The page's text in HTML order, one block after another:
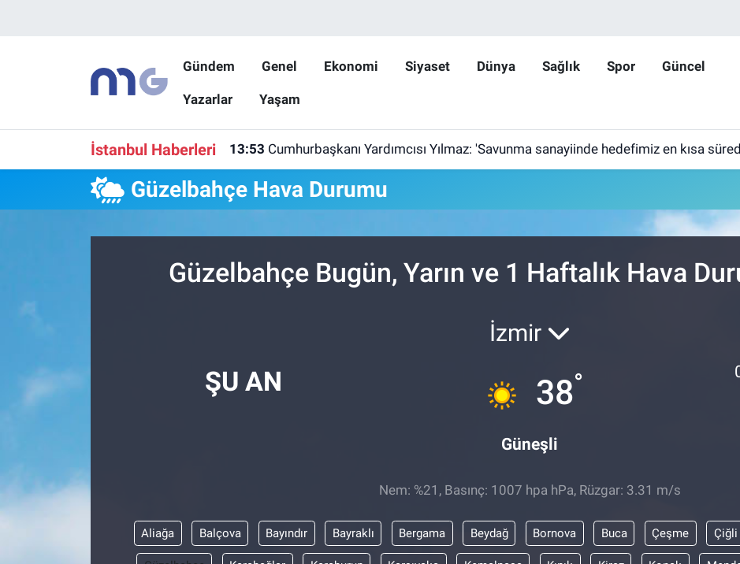
Gündem Genel Ekonomi Siyaset Dünya Sağlık Spor Güncel
Yazarlar Yaşam
İstanbul Haberleri 13:53 Cumhurbaşkanı Yardımcısı Yılmaz: 'Savunma sanayiinde hedefimiz en kısa sürede
Güzelbahçe Hava Durumu
Güzelbahçe Bugün, Yarın ve 1 Haftalık Hava
ŞU AN
İzmir
38°
Güneşli
Nem: %21, Basınç: 1007 hpa hPa, Rüzgar: 3.31 m/s
Aliağa Balçova Bayındır Bayraklı Bergama Beydağ Bornova Buca Çeşme Çiğli
Hava Durumu
İstanbul Namaz Vakitleri
Trafik Durumu